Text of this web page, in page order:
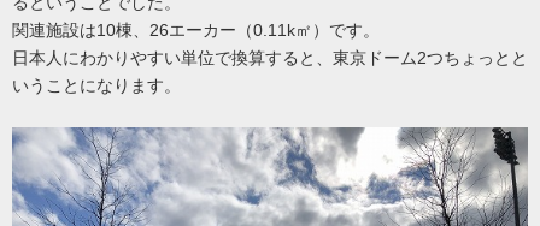
関連施設は10棟、26エーカー（0.11k㎡）です。
日本人にわかりやすい単位で換算すると、東京ドーム2つちょっとと
いうことになります。